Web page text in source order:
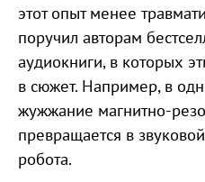
этот опыт менее
поручил авторам
аудиокниги, в которых
в сюжет. Например, в
жужжание магнитно-
превращается в
робота.